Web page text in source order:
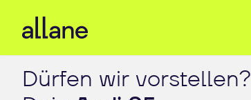
Dürfen wir vorstellen?